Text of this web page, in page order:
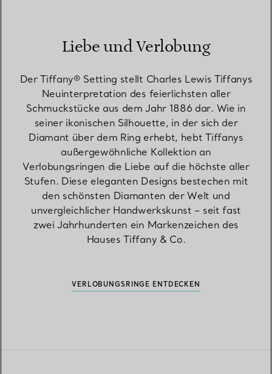
Liebe und Verlobung
Der Tiffany® Setting stellt Charles Lewis Tiffanys
Neuinterpretation des feierlichsten aller
Schmuckstücke aus dem Jahr 1886 dar. Wie in
seiner ikonischen Silhouette, in der sich der
Diamant über dem Ring erhebt, hebt Tiffanys
außergewöhnliche Kollektion an
Verlobungsringen die Liebe auf die höchste aller
Stufen. Diese eleganten Designs bestechen mit
den schönsten Diamanten der Welt und
unvergleichlicher Handwerkskunst – seit fast
zwei Jahrhunderten ein Markenzeichen des
Hauses Tiffany & Co.
VERLOBUNGSRINGE ENTDECKEN